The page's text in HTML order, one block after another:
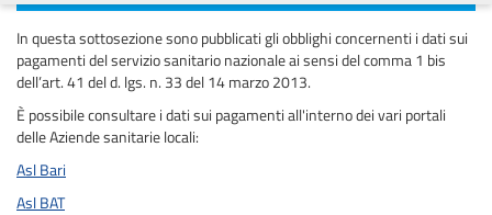
In questa sottosezione sono pubblicati gli obblighi concernenti i dati sui
pagamenti del servizio sanitario nazionale ai sensi del comma 1 bis
dell’art. 41 del d. lgs. n. 33 del 14 marzo 2013.
È possibile consultare i dati sui pagamenti all'interno dei vari portali
delle Aziende sanitarie locali:
Asl Bari
Asl BAT